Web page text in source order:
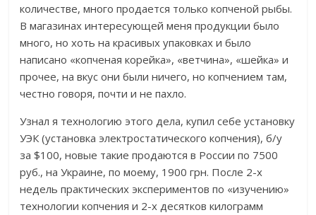
количестве, много продается только копченой рыбы.
В магазинах интересующей меня продукции было
много, но хоть на красивых упаковках и было
написано «копченая корейка», «ветчина», «шейка» и
прочее, на вкус они были ничего, но копчением там,
честно говоря, почти и не пахло.
Узнал я технологию этого дела, купил себе установку
УЭК (установка электростатического копчения), б/у
за $100, новые такие продаются в России по 7500
руб., на Украине, по моему, 1900 грн. После 2-х
недель практических экспериментов по «изучению»
технологии копчения и 2-х десятков килограмм